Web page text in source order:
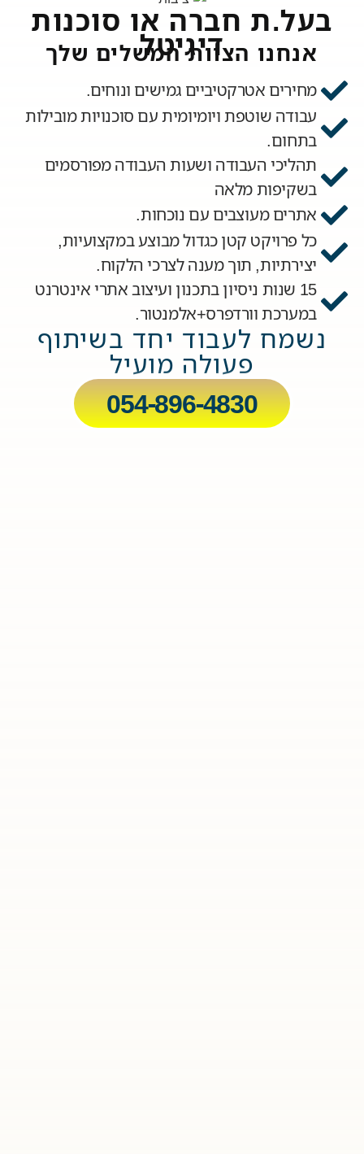
בעל.ת חברה או סוכנות
דיגיטל
אנחנו הצוות המשלים שלך
מחירים אטרקטיביים גמישים ונוחים.
עבודה שוטפת ויומיומית עם סוכנויות מובילות
בתחום.
תהליכי העבודה ושעות העבודה מפורסמים
בשקיפות מלאה
אתרים מעוצבים עם נוכחות.
כל פרויקט קטן כגדול מבוצע במקצועיות,
יצירתיות, תוך מענה לצרכי הלקוח.
15 שנות ניסיון בתכנון ועיצוב אתרי אינטרנט
במערכת וורדפרס+אלמנטור.
נשמח לעבוד יחד בשיתוף
פעולה מועיל
054-896-4830